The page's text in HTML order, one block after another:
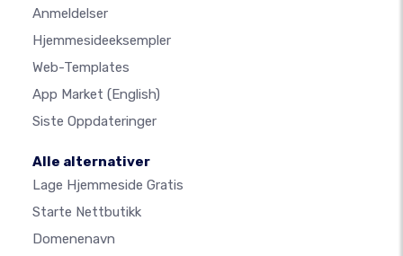
Anmeldelser
Hjemmesideeksempler
Web-Templates
App Market (English)
Siste Oppdateringer
Alle alternativer
Lage Hjemmeside Gratis
Starte Nettbutikk
Domenenavn